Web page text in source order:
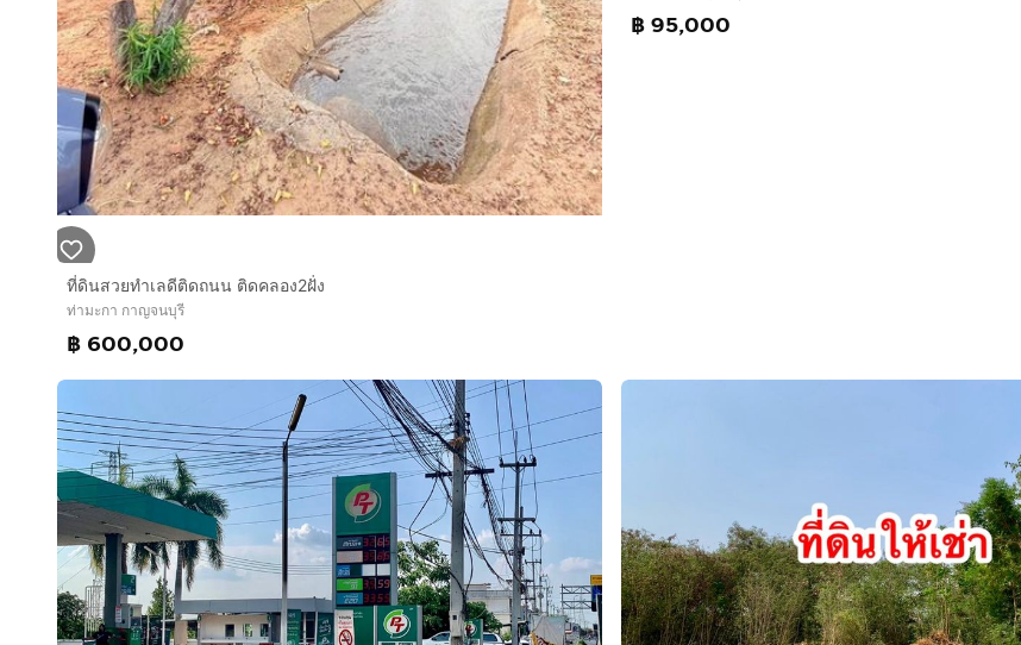
ที่ดินสวยทำเลดีติดถนน ติดคลอง2ฝั่ง
ท่ามะกา กาญจนบุรี
฿ 600,000
฿ 95,000